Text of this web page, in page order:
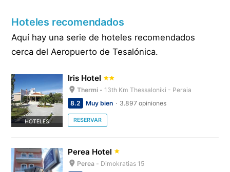
Hoteles recomendados
Aquí hay una serie de hoteles recomendados
cerca del Aeropuerto de Tesalónica.
HOTELES
Iris Hotel
Thermi - 13th Km Thessaloniki - Peraia
8.2
Muy bien 3.897 opiniones
RESERVAR
Perea Hotel
Perea - Dimokratias 15